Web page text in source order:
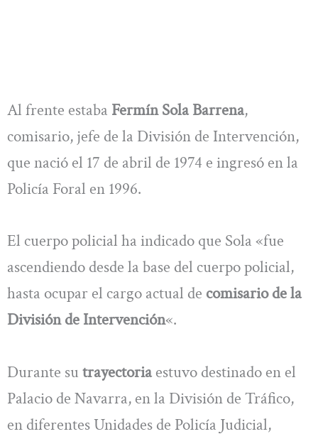
Al frente estaba Fermín Sola Barrena,
comisario, jefe de la División de Intervención,
que nació el 17 de abril de 1974 e ingresó en la
Policía Foral en 1996.
El cuerpo policial ha indicado que Sola «fue
ascendiendo desde la base del cuerpo policial,
hasta ocupar el cargo actual de comisario de la
División de Intervención«.
Durante su trayectoriaestuvo destinado en el
Palacio de Navarra, en la División de Tráfico,
en diferentes Unidades de Policía Judicial,